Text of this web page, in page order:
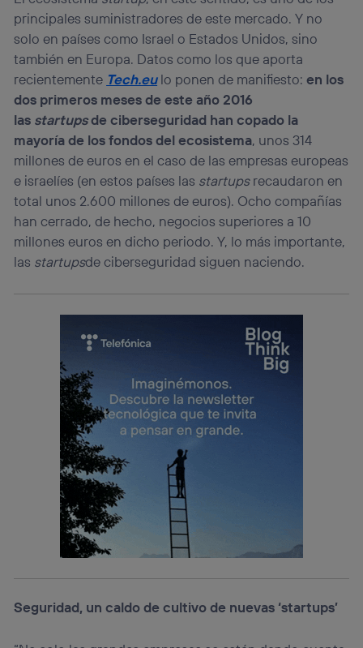
principales suministradores de este mercado. Y no
solo en países como Israel o Estados Unidos, sino
también en Europa. Datos como los que aporta
recientemente Tech.eulo ponen de manifiesto:en los
dos primeros meses de este año 2016
las startupsde ciberseguridad han copado la
mayoría de los fondos del ecosistema, unos 314
millones de euros en el caso de las empresas europeas
e israelíes (en estos países las startupsrecaudaron en
total unos 2.600 millones de euros). Ocho compañías
han cerrado, de hecho, negocios superiores a 10
millones euros en dicho periodo. Y, lo más importante,
las startupsde ciberseguridad siguen naciendo.
Seguridad, un caldo de cultivo de nuevas ‘startups’